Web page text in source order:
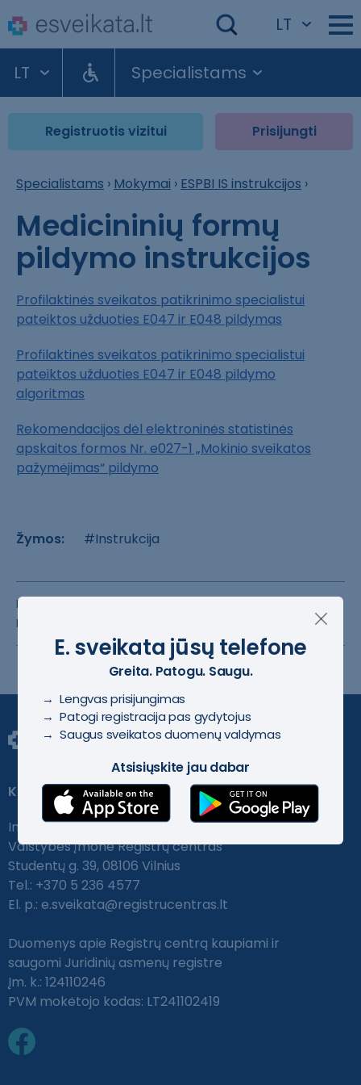
LT
LT Specialistams
Registruotis vizitui Prisijungti
Specialistams › Mokymai › ESPBI IS instrukcijos ›
Medicininių formų
pildymo instrukcijos
Profilaktinės sveikatos patikrinimo specialistui
pateiktos užduoties E047 ir E048 pildymas
Profilaktinės sveikatos patikrinimo specialistui
pateiktos užduoties E047 ir E048 pildymo
algoritmas
Rekomendacijos dėl elektroninės statistinės
apskaitos formos Nr. e027-1 „Mokinio sveikatos
pažymėjimas“ pildymo
Žymos: #Instrukcija
Puslapis sukurtas:
Puslapis atnaujintas:
Kontaktai
Informacinės sistemos pagrindinis tvarkytojas:
Valstybės įmonė Registrų centras
Studentų g. 39, 08106 Vilnius
Tel.: +370 5 236 4577
El. p.: e.sveikata@registrucentras.lt
Duomenys apie Registrų centrą kaupiami ir
saugomi Juridinių asmenų registre
Įm. k.: 124110246
PVM mokėtojo kodas: LT241102419
E. sveikata jūsų telefone
Greita. Patogu. Saugu.
→ Lengvas prisijungimas
→ Patogi registracija pas gydytojus
→ Saugus sveikatos duomenų valdymas
Atsisiųskite jau dabar